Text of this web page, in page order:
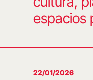
espacios
22/01/2026